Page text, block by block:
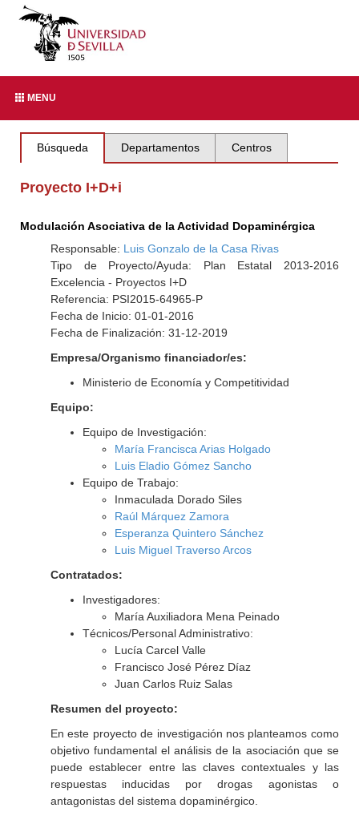
MENU
Búsqueda Departamentos Centros
Proyecto I+D+i
Modulación Asociativa de la Actividad Dopaminérgica
Responsable: Luis Gonzalo de la Casa Rivas
Tipo de Proyecto/Ayuda: Plan Estatal 2013-2016
Excelencia - Proyectos I+D
Referencia: PSI2015-64965-P
Fecha de Inicio: 01-01-2016
Fecha de Finalización: 31-12-2019
Empresa/Organismo financiador/es:
Ministerio de Economía y Competitividad
Equipo:
Equipo de Investigación:
María Francisca Arias Holgado
Luis Eladio Gómez Sancho
Equipo de Trabajo:
Inmaculada Dorado Siles
Raúl Márquez Zamora
Esperanza Quintero Sánchez
Luis Miguel Traverso Arcos
Contratados:
Investigadores:
María Auxiliadora Mena Peinado
Técnicos/Personal Administrativo:
Lucía Carcel Valle
Francisco José Pérez Díaz
Juan Carlos Ruiz Salas
Resumen del proyecto:
En este proyecto de investigación nos planteamos como
objetivo fundamental el análisis de la asociación que se
puede establecer entre las claves contextuales y las
respuestas inducidas por drogas agonistas o
antagonistas del sistema dopaminérgico.